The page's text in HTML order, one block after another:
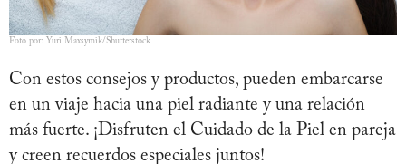
Foto por: Yuri Maxsymik/Shutterstock
Con estos consejos y productos, pueden embarcarse
en un viaje hacia una piel radiante y una relación
más fuerte. ¡Disfruten el Cuidado de la Piel en pareja
y creen recuerdos especiales juntos!